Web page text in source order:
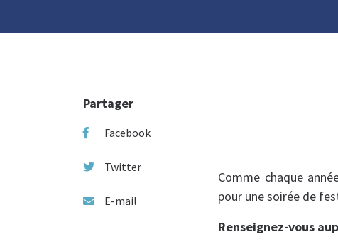
Partager
Facebook
Twitter
E-mail
Comme chaque
pour une soirée de
Renseignez-vous